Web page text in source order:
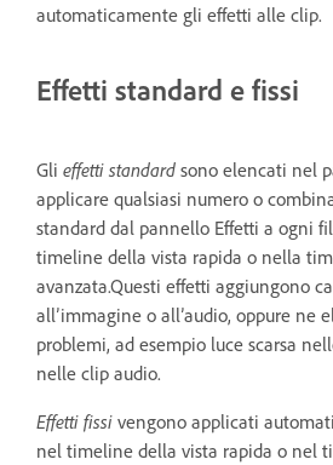
automaticamente gli effetti alle clip.
Effetti standard e fissi
Gli effetti standard sono elencati nel
applicare qualsiasi numero o
standard dal pannello Effetti a ogni
timeline della vista rapida o nella
avanzata.Questi effetti aggiungono
all’immagine o all’audio, oppure ne
problemi, ad esempio luce scarsa
nelle clip audio.
Effetti fissi vengono applicati
nel timeline della vista rapida o nel